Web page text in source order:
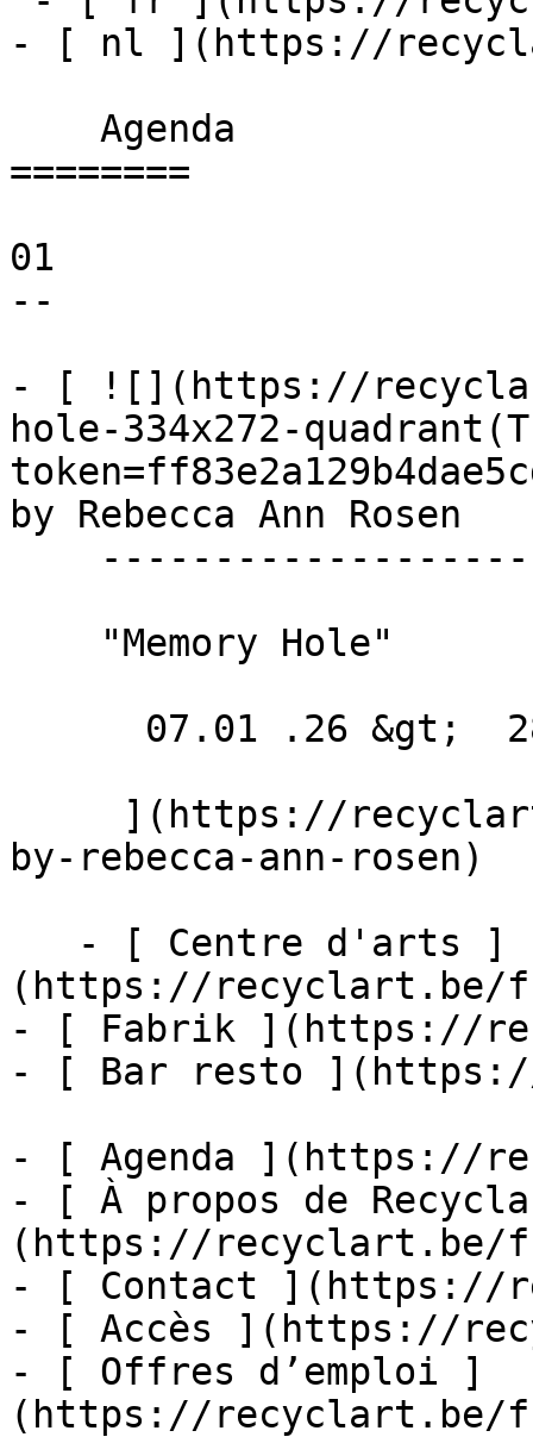
- [ nl ](https://
========
01
--
- [ ![](https://
hole-334x272-
by Rebecca Ann Rosen
by-rebecca-ann-rosen)
(https://recyclart.be/
- [ Fabrik ](https://
- [ Bar resto
- [ Agenda ](https://
- [ À propos de
(https://recyclart.be/
- [ Contact ](https://
- [ Accès ](https://
- [ Offres d’emploi ]
(https://recyclart.be/